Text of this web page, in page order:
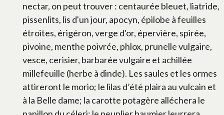
nectar, on peut trouver : centaurée bleuet, liatride,
pissenlits, lis d'un jour, apocyn, épilobe à feuilles
étroites, érigéron, verge d'or, épervière, spirée,
pivoine, menthe poivrée, phlox, prunelle vulgaire,
vesce, cerisier, barbarée vulgaire et achillée
millefeuille (herbe à dinde). Les saules et les ormes
attireront le morio; le lilas d’été plaira au vulcain et
à la Belle dame; la carotte potagère alléchera le